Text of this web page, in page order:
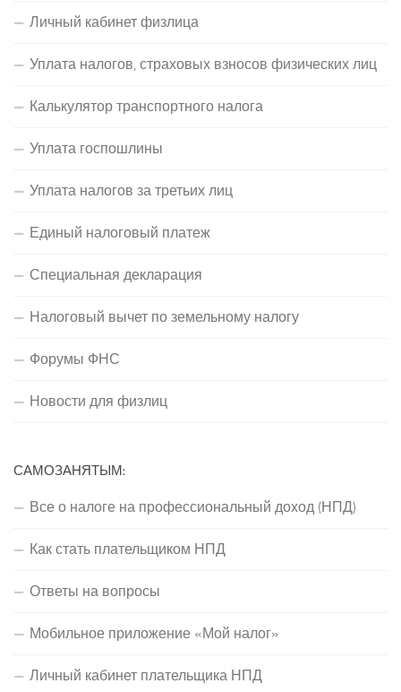
Личный кабинет физлица
Уплата налогов, страховых взносов физических лиц
Калькулятор транспортного налога
Уплата госпошлины
Уплата налогов за третьих лиц
Единый налоговый платеж
Специальная декларация
Налоговый вычет по земельному налогу
Форумы ФНС
Новости для физлиц
САМОЗАНЯТЫМ:
Все о налоге на профессиональный доход (НПД)
Как стать плательщиком НПД
Ответы на вопросы
Мобильное приложение «Мой налог»
Личный кабинет плательщика НПД